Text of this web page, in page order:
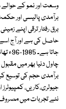
وسعت اور نمو کے
برآمدی پالیسی اور
برق رفتار ترقی اپنے
حاصل کی ہے اور آج
جاتا
برآمدی حجم کی توسیع
جیولری،کاریں،
نئے تجربات میں